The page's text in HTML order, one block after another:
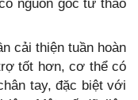
nguồn gốc từ thảo
cải thiện tuần hoàn
tốt hơn, cơ thể có
tay, đặc biệt với